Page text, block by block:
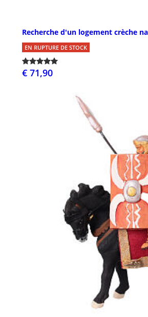
Recherche d'un logement crèche
EN RUPTURE DE STOCK
€ 71,90